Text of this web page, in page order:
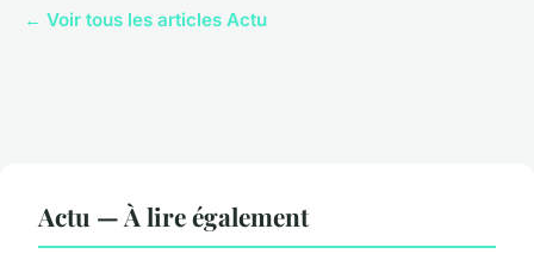
← Voir tous les articles Actu
Actu — À lire également